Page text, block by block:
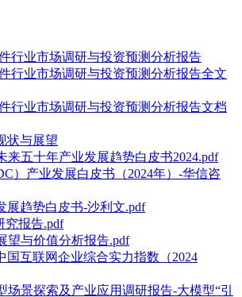
行业市场调研与投资预测分析报告
行业市场调研与投资预测分析报告全文
行业市场调研与投资预测分析报告文档
状与展望
来五十年产业发展趋势白皮书2024.pdf
）产业发展白皮书（2024年）-华信咨
展趋势白皮书-沙利文.pdf
究报告.pdf
望与价值分析报告.pdf
国互联网企业综合实力指数（2024
场景探索及产业应用调研报告-大模型“引